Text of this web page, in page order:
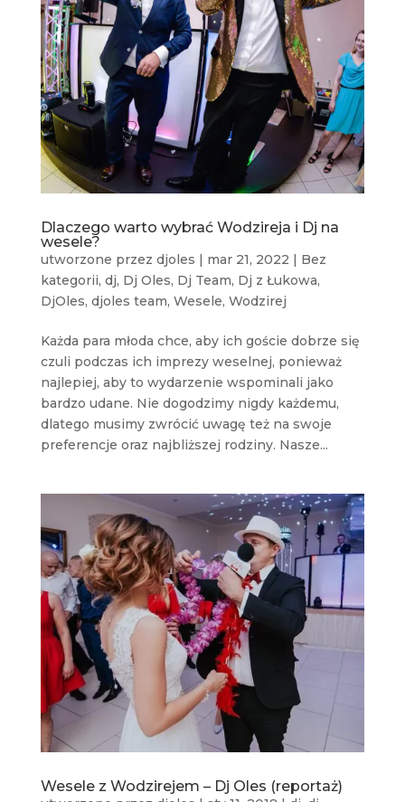
Dlaczego warto wybrać Wodzireja i Dj na
wesele?
utworzone przez djoles mar 21, 2022
Bez
kategorii, dj, Dj Oles, Dj Team, Dj z Łukowa,
DjOles, djoles team, Wesele, Wodzirej
Każda para młoda chce, aby ich goście dobrze się
czuli podczas ich imprezy weselnej, ponieważ
najlepiej, aby to wydarzenie wspominali jako
bardzo udane. Nie dogodzimy nigdy każdemu,
dlatego musimy zwrócić uwagę też na swoje
preferencje oraz najbliższej rodziny. Nasze...
Wesele z Wodzirejem – Dj Oles (reportaż)